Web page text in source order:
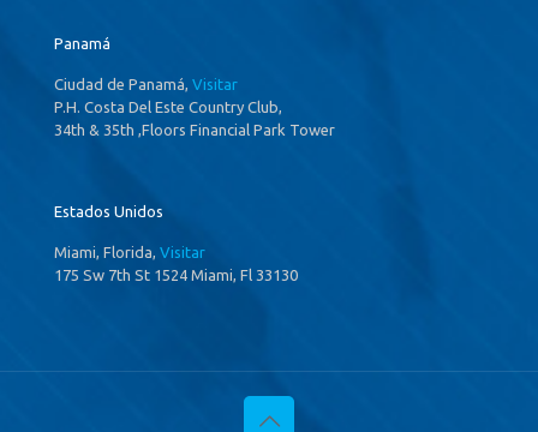
Panamá
Ciudad de Panamá, Visitar
P.H. Costa Del Este Country Club,
34th & 35th ,Floors Financial Park Tower
Estados Unidos
Miami, Florida, Visitar
175 Sw 7th St 1524 Miami, Fl 33130